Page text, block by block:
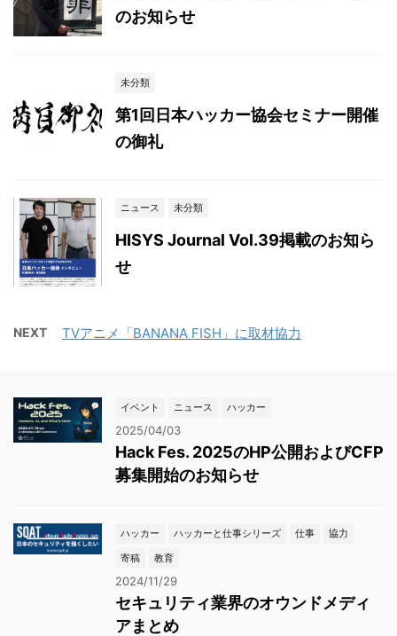
のお知らせ
未分類
第1回日本ハッカー協会セミナー開催
の御礼
ニュース 未分類
HISYS Journal Vol.39掲載のお知ら
せ
NEXT TVアニメ「BANANA FISH」に取材協力
イベント ニュース ハッカー
2025/04/03
Hack Fes. 2025のHP公開およびCFP
募集開始のお知らせ
ハッカー ハッカーと仕事シリーズ 仕事
協力
寄稿
教育
2024/11/29
セキュリティ業界のオウンドメディ
アまとめ